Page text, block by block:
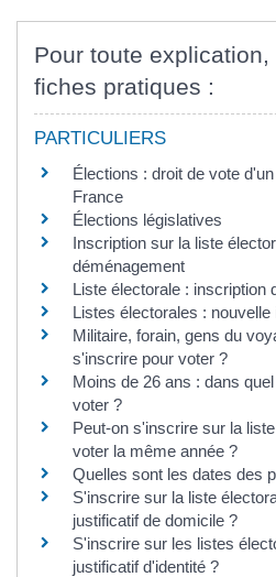
Pour toute
fiches pratiques :
PARTICULIERS
Élections : droit de vote
France
Élections législatives
Inscription sur la liste
déménagement
Liste électorale : inscription
Listes électorales : nouvelle
Militaire, forain, gens du
s'inscrire pour voter ?
Moins de 26 ans : dans
voter ?
Peut-on s'inscrire sur la
voter la même année ?
Quelles sont les dates des
S'inscrire sur la liste
justificatif de domicile ?
S'inscrire sur les listes
justificatif d'identité ?